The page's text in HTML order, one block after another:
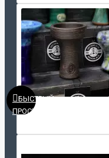
БЫСТРЫЙ
ПРОСМОТР